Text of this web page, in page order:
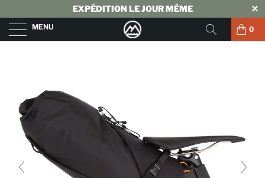
EXPÉDITION LE JOUR MÊME
MENU 0